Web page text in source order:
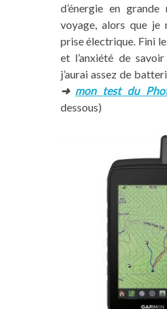
d’énergie en
voyage, alors que je
prise électrique. Fini
et l’anxiété de
j’aurai assez de
➜ mon test du
dessous)